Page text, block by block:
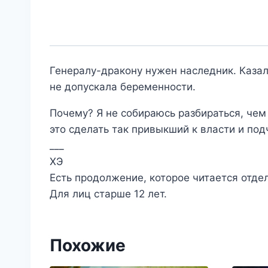
Генералу-дракону нужен наследник.
не допускала беременности.
Почему? Я не собираюсь разбираться,
это сделать так привыкший к власти и
ХЭ
Есть продолжение, которое читается
Для лиц старше 12 лет.
Похожие